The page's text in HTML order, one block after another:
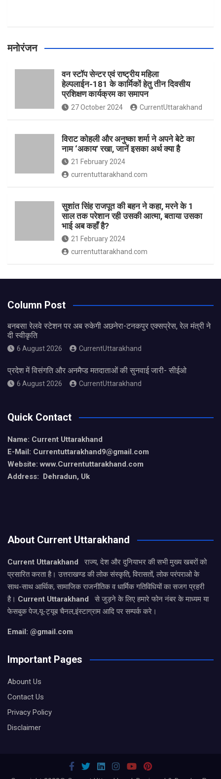
मनोरंजन
वन स्टॉप सेन्टर एवं राष्ट्रीय महिला
हेल्पलाईन-181 के कार्मिकों हेतु तीन दिवसीय
प्रशिक्षण कार्यक्रम का समापन
27 October 2024 CurrentUttarakhand
विराट कोहली और अनुष्का शर्मा ने अपने बेटे का
नाम ‘अकाय’ रखा, जानें इसका अर्थ क्‍या है
21 February 2024
currentuttarakhand.com
सुशांत सिंह राजपूत की बहन ने कहा, मरने के 1
साल तक परेशान रही उसकी आत्मा, बताया उसका
भाई अब कहाँ है?
21 February 2024
currentuttarakhand.com
Column Post
बनबसा रेलवे स्टेशन पर अब रुकेगी अछनेरा-टनकपुर एक्सप्रेस, रेल मंत्री ने
दी स्वीकृति
6 August 2026 CurrentUttarakhand
प्रदेश में विसंगति और अनमैप्ड मतदाताओं की सुनवाई जारी- सीईओ
6 August 2026 CurrentUttarakhand
Quick Contact
Name: Current Uttarakhand
E-Mail: Currentuttarakhand9@gmail.com
Website: www.Currentuttarakhand.com
Address: Dehradun, Uk
About Current Uttarakhand
Current Uttarakhand
राज्य, देश और दुनियाभर की सभी मुख्य खबरों को
प्रसारित करता है। उत्तराखण्ड की लोक संस्कृति, विरासतों, लोक परंपराओ के
साथ-साथ आर्थिक, सामाजिक राजनीतिक व धार्मिक गतिविधियों का सजग प्रहरी
है। Current Uttarakhand
से जुड़ने के लिए हमारे फोन नंबर के माध्यम या
फेसबुक पेज,यू-ट्यूब चैनल,इंस्टाग्राम आदि पर सम्पर्क करे।
Email: @gmail.com
Important Pages
Abount Us
Contact Us
Privacy Policy
Disclaimer